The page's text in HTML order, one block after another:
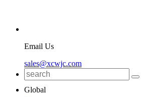
Email Us
sales@xcwjc.com
Global